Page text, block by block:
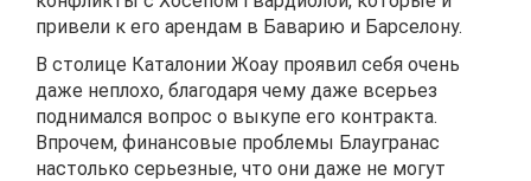
привели к его арендам в Баварию и Барселону.
В столице Каталонии Жоау проявил себя очень
даже неплохо, благодаря чему даже всерьез
поднимался вопрос о выкупе его контракта.
Впрочем, финансовые проблемы Блаугранас
настолько серьезные, что они даже не могут